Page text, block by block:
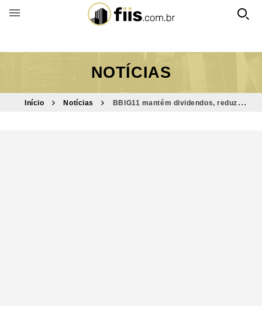
BUSCAR POR FUNDO
NOTÍCIAS
Início Notícias
BBIG11 mantém dividendos, reduz